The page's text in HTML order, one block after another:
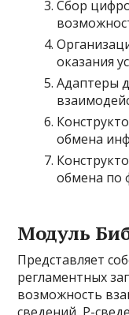
Сбор
оказания
Адаптеры
обмена
обмена по
Модуль
Представляет
регламентных
возможность